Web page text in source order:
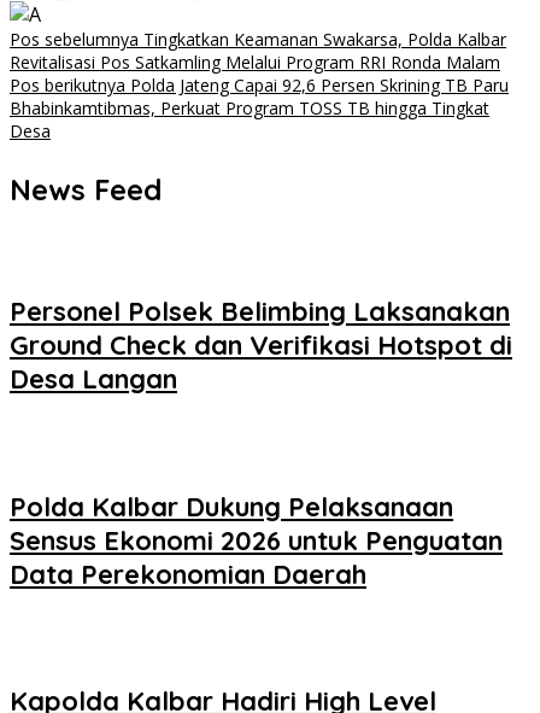
Navigasi
pos
Pos sebelumnya Tingkatkan Keamanan Swakarsa, Polda Kalbar
Revitalisasi Pos Satkamling Melalui Program RRI Ronda Malam
Pos berikutnya Polda Jateng Capai 92,6 Persen Skrining TB Paru
Bhabinkamtibmas, Perkuat Program TOSS TB hingga Tingkat
Desa
News Feed
Personel Polsek Belimbing Laksanakan
Ground Check dan Verifikasi Hotspot di
Desa Langan
Polda Kalbar Dukung Pelaksanaan
Sensus Ekonomi 2026 untuk Penguatan
Data Perekonomian Daerah
Kapolda Kalbar Hadiri High Level